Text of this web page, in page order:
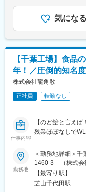
将来的にプロモ
るチャンスもあり
■就業環境
・週休二日制のシ
土日休みや連休を
・有名ブランド多
です。働きながら
・奨学金返還支援
福利厚生が充実し
・品質試験（微生
・商品試作研究な
性・科学性・独創
康機能と用途の研
を開発することに
に送り出してきま
健康素材の開発の
OEM（相手先ブラ
ます。
海外に対しては
湾、中国）の企
動しています。
として科学技術
境に配慮した地域
す。
くまでも目安の
ます。月給(月額)
気になる
【千葉工場】食品
年！／圧倒的知名
株式会社龍角散
正社員 転勤なし
仕事内容
【のど飴と言え
残業ほぼなしで
■業務概要：
24年最高売上に
ケットの立ち位置
食品品質保証の業
勤務地
＜勤務地詳細＞
1460-3 （株式会
ビル駅受動喫煙対
【最寄り駅】
芝山千代田駅